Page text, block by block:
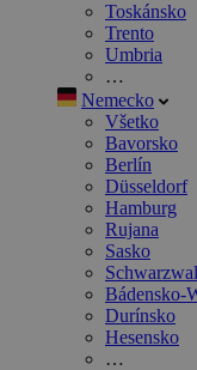
Toskánsko
Trento
Umbria
…
Nemecko
Všetko
Bavorsko
Berlín
Düsseldorf
Hamburg
Rujana
Sasko
Bádensko-
Durínsko
Hesensko
…